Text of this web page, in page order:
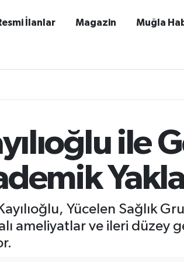
İlanlar Magazin Muğla
ile
Yücelen Sağlık
ameliyatlar ve ileri düzey